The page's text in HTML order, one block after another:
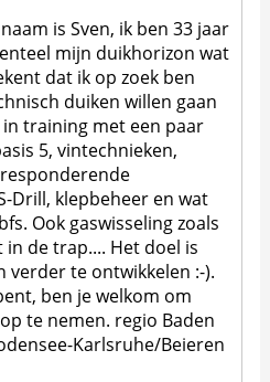
is Sven, ik ben 33 jaar
mijn duikhorizon wat
dat ik op zoek ben
duiken willen gaan
training met een paar
5, vintechnieken,
Drill, klepbeheer en wat
Ook gaswisseling zoals
de trap.... Het doel is
verder te ontwikkelen :-).
ben je welkom om
te nemen. regio Baden
Karlsruhe/Beieren